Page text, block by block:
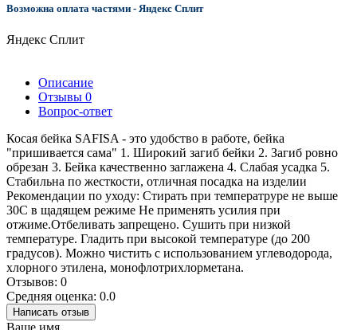
Возможна оплата частями - Яндекс Сплит
Яндекс Сплит
Описание
Отзывы 0
Вопрос-ответ
Косая бейка SAFISA - это удобство в работе, бейка
"пришивается сама" 1. Широкий загиб бейки 2. Загиб ровно
обрезан 3. Бейка качественно заглажена 4. Слабая усадка 5.
Стабильна по жесткости, отличная посадка на изделии
Рекомендации по уходу: Стирать при температруре не выше
30С в щадящем режиме Не применять усилия при
отжиме.Отбеливать запрещено. Сушить при низкой
температуре. Гладить при высокой температуре (до 200
градусов). Можно чистить с использованием углеводорода,
хлорного этилена, монофлотрихлорметана.
Отзывов: 0
Средняя оценка: 0.0
Написать отзыв